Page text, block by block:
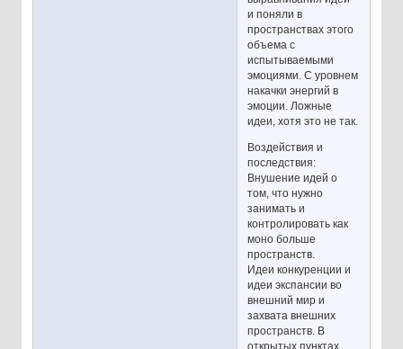
и поняли в
пространствах этого
объема с
испытываемыми
эмоциями. С уровнем
накачки энергий в
эмоции. Ложные
идеи, хотя это не так.
Воздействия и
последствия:
Внушение идей о
том, что нужно
занимать и
контролировать как
моно больше
пространств.
Идеи конкуренции и
идеи экспансии во
внешний мир и
захвата внешних
пространств. В
открытых пунктах